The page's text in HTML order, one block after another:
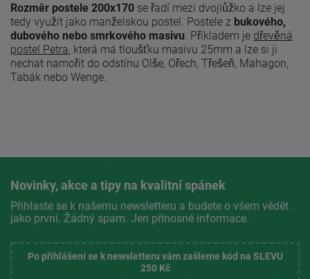
Rozměr postele 200x170 se řadí mezi dvojlůžko a lze jej
tedy využít jako manželskou postel. Postele z bukového,
dubového nebo smrkového masivu . Příkladem je dřevěná
postel Petra, která má tloušťku masivu 25mm a lze si ji
nechat namořit do odstínu Olše, Ořech, Třešeň, Mahagon,
Tabák nebo Wenge.
Novinky, akce a tipy na kvalitní spánek
Přihlaste se k našemu newsletteru a budete o všem vědět
jako první. Žádný spam. Jen přínosné informace.
Po přihlášení se k newsletteru vám zašleme kód na SLEVU
250 Kč